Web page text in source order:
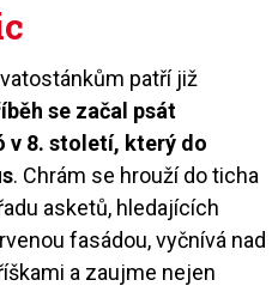
patří již
se začal psát
v 8. století, který do
. Chrám se hrouží do ticha
asketů, hledajících
fasádou, vyčnívá nad
a zaujme nejen